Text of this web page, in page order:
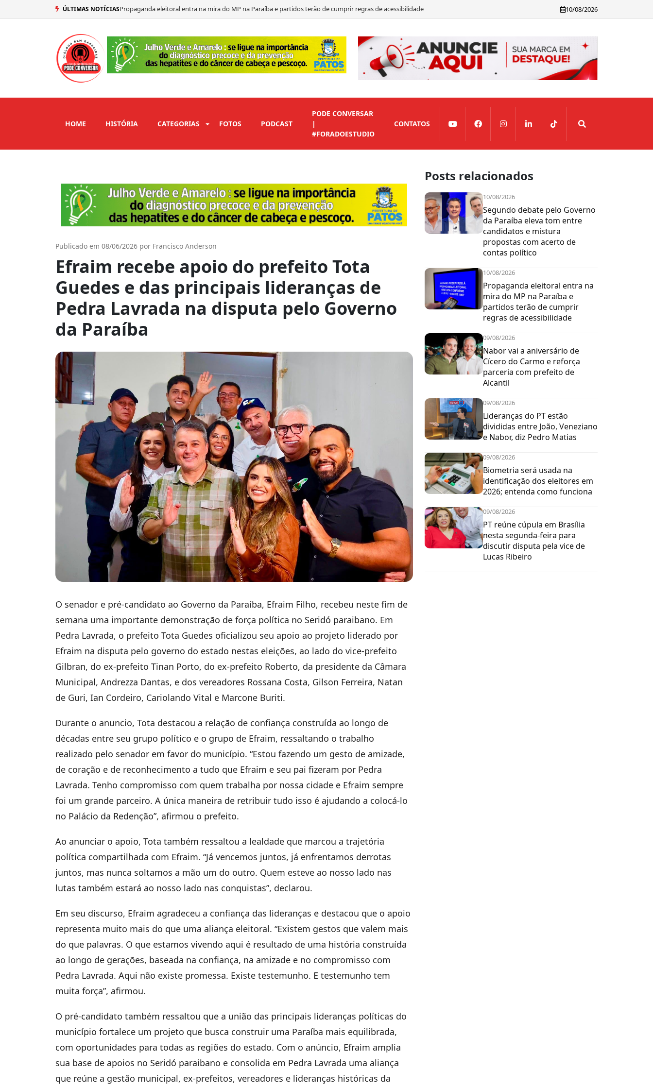
ÚLTIMAS NOTÍCIASPropaganda eleitoral entra na mira do MP na Paraíba e partidos terão de cumprir regras de acessibilidade
Nabor vai a aniversário de Cícero do Carmo e reforça parceria com prefeito de Alcantil
Biometria será usada na identificação dos eleitores em 2026; entenda como funciona
10/08/2026
HOME HISTÓRIA CATEGORIAS FOTOS PODCAST
PODE CONVERSAR
|
#FORADOESTUDIO
CONTATOS
Publicado em 08/06/2026 por Francisco Anderson
Efraim recebe apoio do prefeito Tota
Guedes e das principais lideranças de
Pedra Lavrada na disputa pelo Governo
da Paraíba
O senador e pré-candidato ao Governo da Paraíba, Efraim Filho, recebeu neste fim de
semana uma importante demonstração de força política no Seridó paraibano. Em
Pedra Lavrada, o prefeito Tota Guedes oficializou seu apoio ao projeto liderado por
Efraim na disputa pelo governo do estado nestas eleições, ao lado do vice-prefeito
Gilbran, do ex-prefeito Tinan Porto, do ex-prefeito Roberto, da presidente da Câmara
Municipal, Andrezza Dantas, e dos vereadores Rossana Costa, Gilson Ferreira, Natan
de Guri, Ian Cordeiro, Cariolando Vital e Marcone Buriti.
Durante o anuncio, Tota destacou a relação de confiança construída ao longo de
décadas entre seu grupo político e o grupo de Efraim, ressaltando o trabalho
realizado pelo senador em favor do município. “Estou fazendo um gesto de amizade,
de coração e de reconhecimento a tudo que Efraim e seu pai fizeram por Pedra
Lavrada. Tenho compromisso com quem trabalha por nossa cidade e Efraim sempre
foi um grande parceiro. A única maneira de retribuir tudo isso é ajudando a colocá-lo
no Palácio da Redenção”, afirmou o prefeito.
Ao anunciar o apoio, Tota também ressaltou a lealdade que marcou a trajetória
política compartilhada com Efraim. “Já vencemos juntos, já enfrentamos derrotas
juntos, mas nunca soltamos a mão um do outro. Quem esteve ao nosso lado nas
lutas também estará ao nosso lado nas conquistas”, declarou.
Em seu discurso, Efraim agradeceu a confiança das lideranças e destacou que o apoio
representa muito mais do que uma aliança eleitoral. “Existem gestos que valem mais
do que palavras. O que estamos vivendo aqui é resultado de uma história construída
ao longo de gerações, baseada na confiança, na amizade e no compromisso com
Pedra Lavrada. Aqui não existe promessa. Existe testemunho. E testemunho tem
muita força”, afirmou.
O pré-candidato também ressaltou que a união das principais lideranças políticas do
município fortalece um projeto que busca construir uma Paraíba mais equilibrada,
com oportunidades para todas as regiões do estado. Com o anúncio, Efraim amplia
sua base de apoios no Seridó paraibano e consolida em Pedra Lavrada uma aliança
que reúne a gestão municipal, ex-prefeitos, vereadores e lideranças históricas da
Posts relacionados
10/08/2026
Segundo debate pelo Governo
da Paraíba eleva tom entre
candidatos e mistura
propostas com acerto de
contas político
10/08/2026
Propaganda eleitoral entra na
mira do MP na Paraíba e
partidos terão de cumprir
regras de acessibilidade
09/08/2026
Nabor vai a aniversário de
Cícero do Carmo e reforça
parceria com prefeito de
Alcantil
09/08/2026
Lideranças do PT estão
divididas entre João, Veneziano
e Nabor, diz Pedro Matias
09/08/2026
Biometria será usada na
identificação dos eleitores em
2026; entenda como funciona
09/08/2026
PT reúne cúpula em Brasília
nesta segunda-feira para
discutir disputa pela vice de
Lucas Ribeiro